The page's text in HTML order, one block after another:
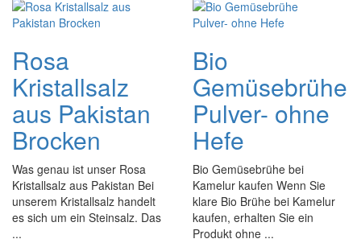
Rosa
Kristallsalz
aus Pakistan
Brocken
Was genau ist unser Rosa
Kristallsalz aus Pakistan Bei
unserem Kristallsalz handelt
es sich um ein Steinsalz. Das
...
Bio
Gemüsebrühe
Pulver- ohne
Hefe
Bio Gemüsebrühe bei
Kamelur kaufen Wenn Sie
klare Bio Brühe bei Kamelur
kaufen, erhalten Sie ein
Produkt ohne ...